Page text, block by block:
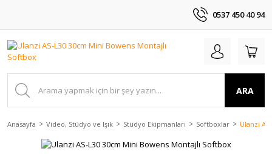
0537 450 40 94
ARA
Anasayfa Video, Stüdyo ve Işık Stüdyo Ekipmanları Softboxlar Ulanzi